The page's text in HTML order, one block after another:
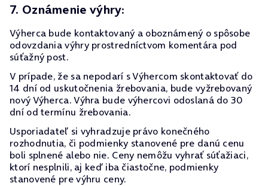
7. Oznámenie výhry:
Výherca bude kontaktovaný a oboznámený o spôsobe
odovzdania výhry prostredníctvom komentára pod
súťažný post.
V prípade, že sa nepodarí s Výhercom skontaktovať do
14 dní od uskutočnenia žrebovania, bude vyžrebovaný
nový Výherca. Výhra bude výhercovi odoslaná do 30
dní od termínu žrebovania.
Usporiadateľ si vyhradzuje právo konečného
rozhodnutia, či podmienky stanovené pre danú cenu
boli splnené alebo nie. Ceny nemôžu vyhrať súťažiaci,
ktorí nesplnili, aj keď iba čiastočne, podmienky
stanovené pre výhru ceny.